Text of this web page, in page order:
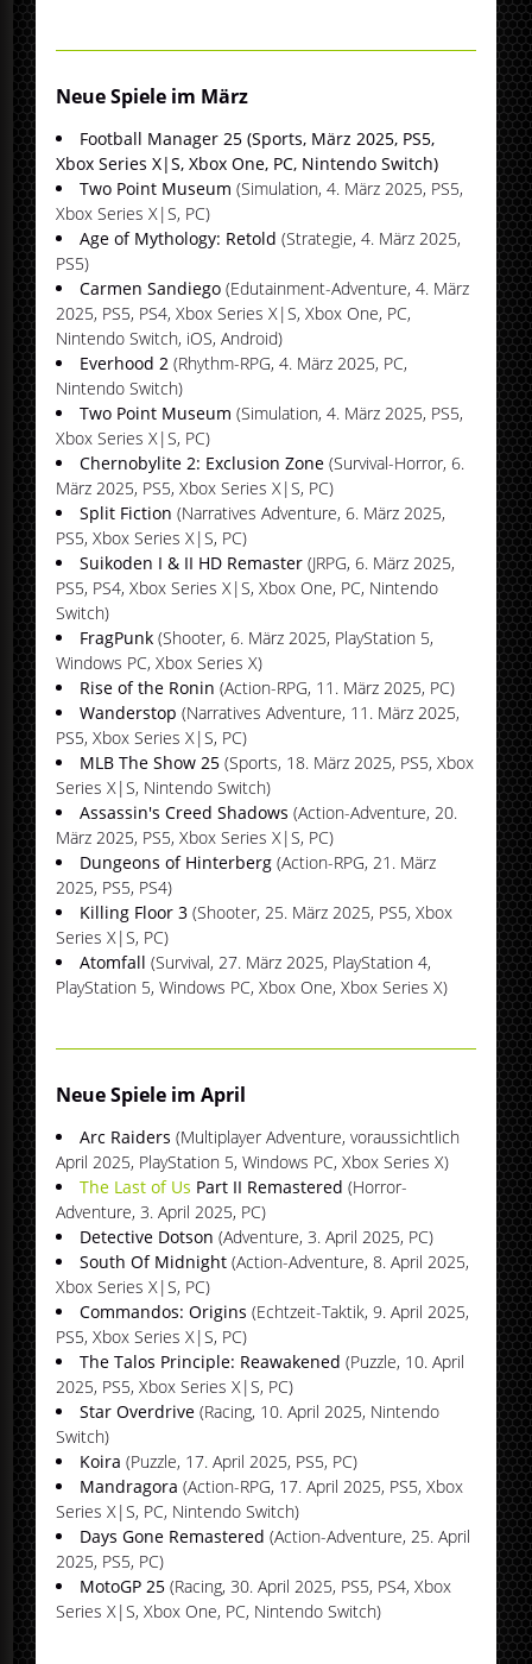
Neue Spiele im März
Football Manager 25 (Sports, März 2025, PS5,
Xbox Series X|S, Xbox One, PC, Nintendo Switch)
Two Point Museum (Simulation, 4. März 2025, PS5,
Xbox Series X|S, PC)
Age of Mythology: Retold (Strategie, 4. März 2025,
PS5)
Carmen Sandiego(Edutainment-Adventure, 4. März
2025, PS5, PS4, Xbox Series X|S, Xbox One, PC,
Nintendo Switch, iOS, Android)
Everhood 2 (Rhythm-RPG, 4. März 2025, PC,
Nintendo Switch)
Two Point Museum (Simulation, 4. März 2025, PS5,
Xbox Series X|S, PC)
Chernobylite 2: Exclusion Zone(Survival-Horror, 6.
März 2025, PS5, Xbox Series X|S, PC)
Split Fiction (Narratives Adventure, 6. März 2025,
PS5, Xbox Series X|S, PC)
Suikoden I & II HD Remaster(JRPG, 6. März 2025,
PS5, PS4, Xbox Series X|S, Xbox One, PC, Nintendo
Switch)
FragPunk(Shooter, 6. März 2025, PlayStation 5,
Windows PC, Xbox Series X)
Rise of the Ronin (Action-RPG, 11. März 2025, PC)
Wanderstop (Narratives Adventure, 11. März 2025,
PS5, Xbox Series X|S, PC)
MLB The Show 25(Sports, 18. März 2025, PS5, Xbox
Series X|S, Nintendo Switch)
Assassin's Creed Shadows (Action-Adventure, 20.
März 2025, PS5, Xbox Series X|S, PC)
Dungeons of Hinterberg(Action-RPG, 21. März
2025, PS5, PS4)
Killing Floor 3(Shooter, 25. März 2025, PS5, Xbox
Series X|S, PC)
Atomfall (Survival, 27. März 2025, PlayStation 4,
PlayStation 5, Windows PC, Xbox One, Xbox Series X)
Neue Spiele im April
Arc Raiders (Multiplayer Adventure, voraussichtlich
April 2025, PlayStation 5, Windows PC, Xbox Series X)
The Last of Us Part II Remastered (Horror-
Adventure, 3. April 2025, PC)
Detective Dotson (Adventure, 3. April 2025, PC)
South Of Midnight(Action-Adventure, 8. April 2025,
Xbox Series X|S, PC)
Commandos: Origins (Echtzeit-Taktik, 9. April 2025,
PS5, Xbox Series X|S, PC)
The Talos Principle: Reawakened (Puzzle, 10. April
2025, PS5, Xbox Series X|S, PC)
Star Overdrive(Racing, 10. April 2025, Nintendo
Switch)
Koira (Puzzle, 17. April 2025, PS5, PC)
Mandragora (Action-RPG, 17. April 2025, PS5, Xbox
Series X|S, PC, Nintendo Switch)
Days Gone Remastered (Action-Adventure, 25. April
2025, PS5, PC)
MotoGP 25(Racing, 30. April 2025, PS5, PS4, Xbox
Series X|S, Xbox One, PC, Nintendo Switch)